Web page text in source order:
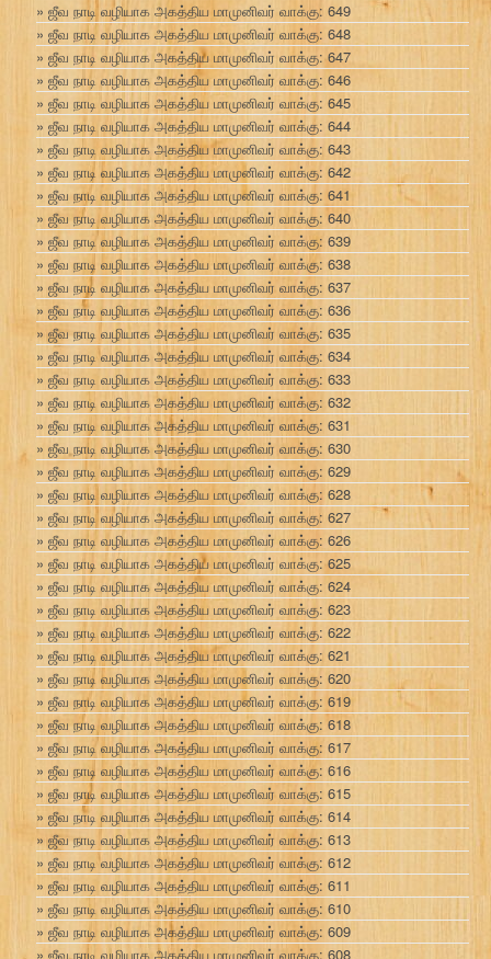
ஜீவ நாடி வழியாக அகத்திய மாமுனிவர் வாக்கு: 649
ஜீவ நாடி வழியாக அகத்திய மாமுனிவர் வாக்கு: 648
ஜீவ நாடி வழியாக அகத்திய மாமுனிவர் வாக்கு: 647
ஜீவ நாடி வழியாக அகத்திய மாமுனிவர் வாக்கு: 646
ஜீவ நாடி வழியாக அகத்திய மாமுனிவர் வாக்கு: 645
ஜீவ நாடி வழியாக அகத்திய மாமுனிவர் வாக்கு: 644
ஜீவ நாடி வழியாக அகத்திய மாமுனிவர் வாக்கு: 643
ஜீவ நாடி வழியாக அகத்திய மாமுனிவர் வாக்கு: 642
ஜீவ நாடி வழியாக அகத்திய மாமுனிவர் வாக்கு: 641
ஜீவ நாடி வழியாக அகத்திய மாமுனிவர் வாக்கு: 640
ஜீவ நாடி வழியாக அகத்திய மாமுனிவர் வாக்கு: 639
ஜீவ நாடி வழியாக அகத்திய மாமுனிவர் வாக்கு: 638
ஜீவ நாடி வழியாக அகத்திய மாமுனிவர் வாக்கு: 637
ஜீவ நாடி வழியாக அகத்திய மாமுனிவர் வாக்கு: 636
ஜீவ நாடி வழியாக அகத்திய மாமுனிவர் வாக்கு: 635
ஜீவ நாடி வழியாக அகத்திய மாமுனிவர் வாக்கு: 634
ஜீவ நாடி வழியாக அகத்திய மாமுனிவர் வாக்கு: 633
ஜீவ நாடி வழியாக அகத்திய மாமுனிவர் வாக்கு: 632
ஜீவ நாடி வழியாக அகத்திய மாமுனிவர் வாக்கு: 631
ஜீவ நாடி வழியாக அகத்திய மாமுனிவர் வாக்கு: 630
ஜீவ நாடி வழியாக அகத்திய மாமுனிவர் வாக்கு: 629
ஜீவ நாடி வழியாக அகத்திய மாமுனிவர் வாக்கு: 628
ஜீவ நாடி வழியாக அகத்திய மாமுனிவர் வாக்கு: 627
ஜீவ நாடி வழியாக அகத்திய மாமுனிவர் வாக்கு: 626
ஜீவ நாடி வழியாக அகத்திய மாமுனிவர் வாக்கு: 625
ஜீவ நாடி வழியாக அகத்திய மாமுனிவர் வாக்கு: 624
ஜீவ நாடி வழியாக அகத்திய மாமுனிவர் வாக்கு: 623
ஜீவ நாடி வழியாக அகத்திய மாமுனிவர் வாக்கு: 622
ஜீவ நாடி வழியாக அகத்திய மாமுனிவர் வாக்கு: 621
ஜீவ நாடி வழியாக அகத்திய மாமுனிவர் வாக்கு: 620
ஜீவ நாடி வழியாக அகத்திய மாமுனிவர் வாக்கு: 619
ஜீவ நாடி வழியாக அகத்திய மாமுனிவர் வாக்கு: 618
ஜீவ நாடி வழியாக அகத்திய மாமுனிவர் வாக்கு: 617
ஜீவ நாடி வழியாக அகத்திய மாமுனிவர் வாக்கு: 616
ஜீவ நாடி வழியாக அகத்திய மாமுனிவர் வாக்கு: 615
ஜீவ நாடி வழியாக அகத்திய மாமுனிவர் வாக்கு: 614
ஜீவ நாடி வழியாக அகத்திய மாமுனிவர் வாக்கு: 613
ஜீவ நாடி வழியாக அகத்திய மாமுனிவர் வாக்கு: 612
ஜீவ நாடி வழியாக அகத்திய மாமுனிவர் வாக்கு: 611
ஜீவ நாடி வழியாக அகத்திய மாமுனிவர் வாக்கு: 610
ஜீவ நாடி வழியாக அகத்திய மாமுனிவர் வாக்கு: 609
ஜீவ நாடி வழியாக அகத்திய மாமுனிவர் வாக்கு: 608